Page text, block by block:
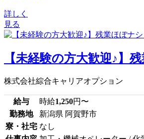
詳しく
見る
【未経験の方大歓迎♪】
株式会社綜合キャリアオプション
給与 時給1,250円〜
勤務地
新潟県 阿賀野市
寮・社宅 なし